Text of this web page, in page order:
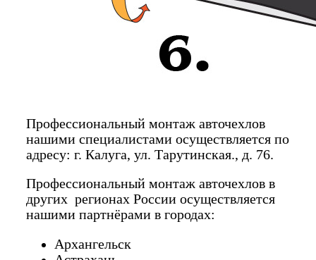
Профессиональный монтаж авточехлов
нашими специалистами осуществляется по
адресу: г. Калуга, ул. Тарутинская., д. 76.
Профессиональный монтаж авточехлов в
других регионах России осуществляется
нашими партнёрами в городах:
Архангельск